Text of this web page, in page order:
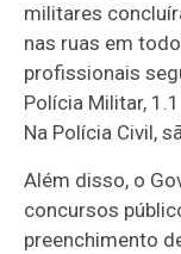
militares
nas ruas em
profissionais
Polícia Militar,
Na Polícia Civil,
Além disso, o
concursos
preenchimento